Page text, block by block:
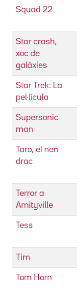
Squad 22
Star crash,
xoc de
galàxies
Star Trek: La
pel·lícula
Supersonic
man
Taro, el nen
drac
Terror a
Amityville
Tess
Tim
Tom Horn